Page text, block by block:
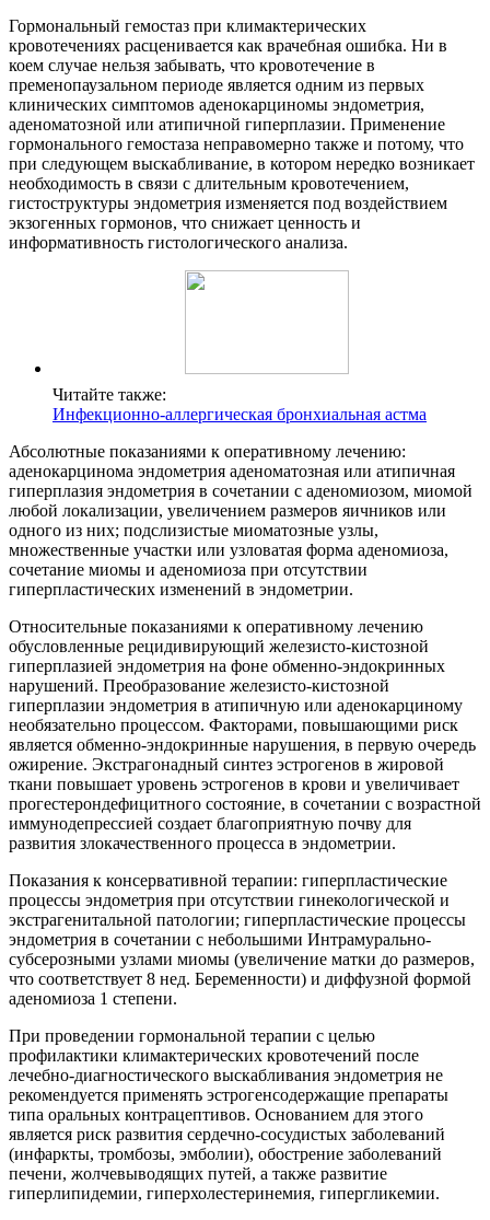
Гормональный гемостаз при климактерических
кровотечениях расценивается как врачебная ошибка. Ни в
коем случае нельзя забывать, что кровотечение в
пременопаузальном периоде является одним из первых
клинических симптомов аденокарциномы эндометрия,
аденоматозной или атипичной гиперплазии. Применение
гормонального гемостаза неправомерно также и потому, что
при следующем выскабливание, в котором нередко возникает
необходимость в связи с длительным кровотечением,
гистоструктуры эндометрия изменяется под воздействием
экзогенных гормонов, что снижает ценность и
информативность гистологического анализа.
Читайте также:
Инфекционно-аллергическая бронхиальная астма
Абсолютные показаниями к оперативному лечению:
аденокарцинома эндометрия аденоматозная или атипичная
гиперплазия эндометрия в сочетании с аденомиозом, миомой
любой локализации, увеличением размеров яичников или
одного из них; подслизистые миоматозные узлы,
множественные участки или узловатая форма аденомиоза,
сочетание миомы и аденомиоза при отсутствии
гиперпластических изменений в эндометрии.
Относительные показаниями к оперативному лечению
обусловленные рецидивирующий железисто-кистозной
гиперплазией эндометрия на фоне обменно-эндокринных
нарушений. Преобразование железисто-кистозной
гиперплазии эндометрия в атипичную или аденокарциному
необязательно процессом. Факторами, повышающими риск
является обменно-эндокринные нарушения, в первую очередь
ожирение. Экстрагонадный синтез эстрогенов в жировой
ткани повышает уровень эстрогенов в крови и увеличивает
прогестерондефицитного состояние, в сочетании с возрастной
иммунодепрессией создает благоприятную почву для
развития злокачественного процесса в эндометрии.
Показания к консервативной терапии: гиперпластические
процессы эндометрия при отсутствии гинекологической и
экстрагенитальной патологии; гиперпластические процессы
эндометрия в сочетании с небольшими Интрамурально-
субсерозными узлами миомы (увеличение матки до размеров,
что соответствует 8 нед. Беременности) и диффузной формой
аденомиоза 1 степени.
При проведении гормональной терапии с целью
профилактики климактерических кровотечений после
лечебно-диагностического выскабливания эндометрия не
рекомендуется применять эстрогенсодержащие препараты
типа оральных контрацептивов. Основанием для этого
является риск развития сердечно-сосудистых заболеваний
(инфаркты, тромбозы, эмболии), обострение заболеваний
печени, жолчевыводящих путей, а также развитие
гиперлипидемии, гиперхолестеринемия, гипергликемии.